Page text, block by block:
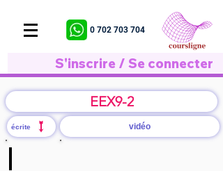
0 702 703 704
S'inscrire / Se connecter
EEX9-2
écrite vidéo